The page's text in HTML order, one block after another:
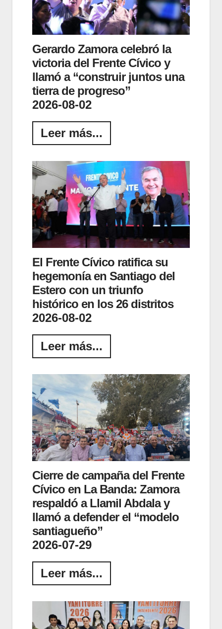
Gerardo Zamora celebró la
victoria del Frente Cívico y
llamó a “construir juntos una
tierra de progreso”
2026-08-02
Leer más...
El Frente Cívico ratifica su
hegemonía en Santiago del
Estero con un triunfo
histórico en los 26 distritos
2026-08-02
Leer más...
Cierre de campaña del Frente
Cívico en La Banda: Zamora
respaldó a Llamil Abdala y
llamó a defender el “modelo
santiagueño”
2026-07-29
Leer más...